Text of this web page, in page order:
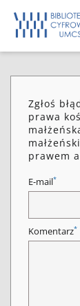
Zgłoś
prawa
prawem
E-mail*
Komentarz*